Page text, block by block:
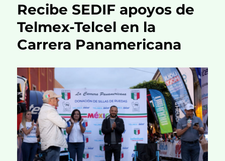
Recibe SEDIF apoyos de
Telmex-Telcel en la
Carrera Panamericana